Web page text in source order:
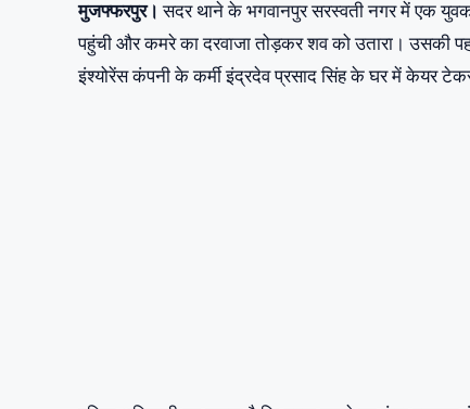
मुजफ्फरपुर। सदर थाने के भगवानपुर सरस्वती नगर में एक
पहुंची और कमरे का दरवाजा तोड़कर शव को उतारा। उसकी
इंश्योरेंस कंपनी के कर्मी इंद्रदेव प्रसाद सिंह के घर में केयर